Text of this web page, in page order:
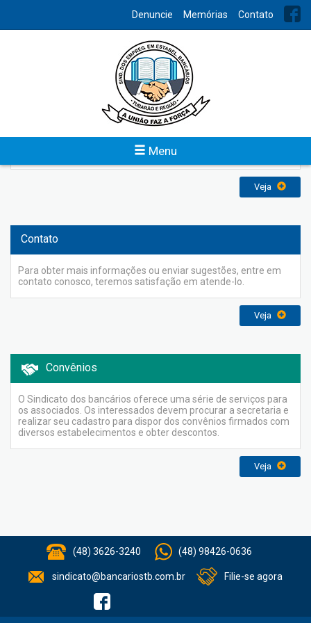
Denuncie Memórias Contato
Menu
O Sindicato dos Empregados em Estabelecimentos Bancários
de Tubarão e Região foi fundado em 31 de agosto de 1958 e
reconhecido em 20 de maio de 1959, com a finalidade de
representar os bancários perante os poderes constituídos na
atuando sempre em busca de uma sociedade melhor.
Veja
Contato
Para obter mais informações ou enviar sugestões, entre em
contato conosco, teremos satisfação em atende-lo.
Veja
Convênios
O Sindicato dos bancários oferece uma série de serviços para
os associados. Os interessados devem procurar a secretaria e
realizar seu cadastro para dispor dos convênios firmados com
diversos estabelecimentos e obter descontos.
Veja
(48) 3626-3240 (48) 98426-0636
sindicato@bancariostb.com.br Filie-se agora